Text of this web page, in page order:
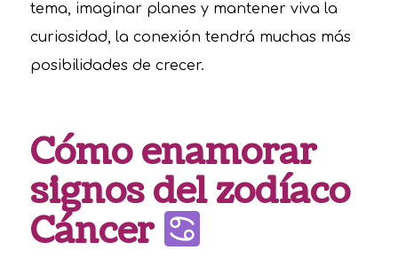
tema, imaginar planes y mantener viva la
curiosidad, la conexión tendrá muchas más
posibilidades de crecer.
Cómo enamorar
signos del zodíaco
Cáncer